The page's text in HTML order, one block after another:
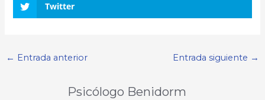
Twitter
← Entrada anterior Entrada siguiente →
Psicólogo Benidorm